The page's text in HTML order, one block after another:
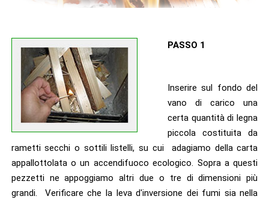
PASSO 1
Inserire sul fondo del
vano di carico una
certa quantità di legna
piccola costituita da
rametti secchi o sottili listelli, su cui adagiamo della carta
appallottolata o un accendifuoco ecologico. Sopra a questi
pezzetti ne appoggiamo altri due o tre di dimensioni più
grandi. Verificare che la leva d'inversione dei fumi sia nella